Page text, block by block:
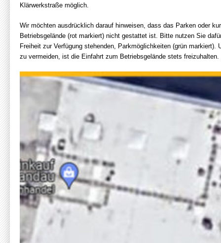
Klärwerkstraße möglich.
Wir möchten ausdrücklich darauf hinweisen, dass das Parken oder
Betriebsgelände (rot markiert) nicht gestattet ist. Bitte nutzen Sie
Freiheit zur Verfügung stehenden, Parkmöglichkeiten (grün markiert).
zu vermeiden, ist die Einfahrt zum Betriebsgelände stets freizuhalten.